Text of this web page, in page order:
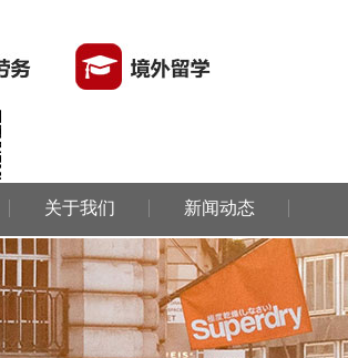
关于我们 新闻动态
环球留学 国外风情
成功案例 联系我们